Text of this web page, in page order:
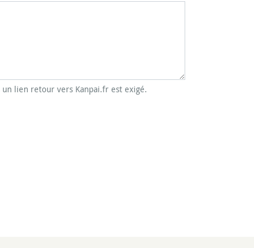
lien retour vers Kanpai.fr est exigé.